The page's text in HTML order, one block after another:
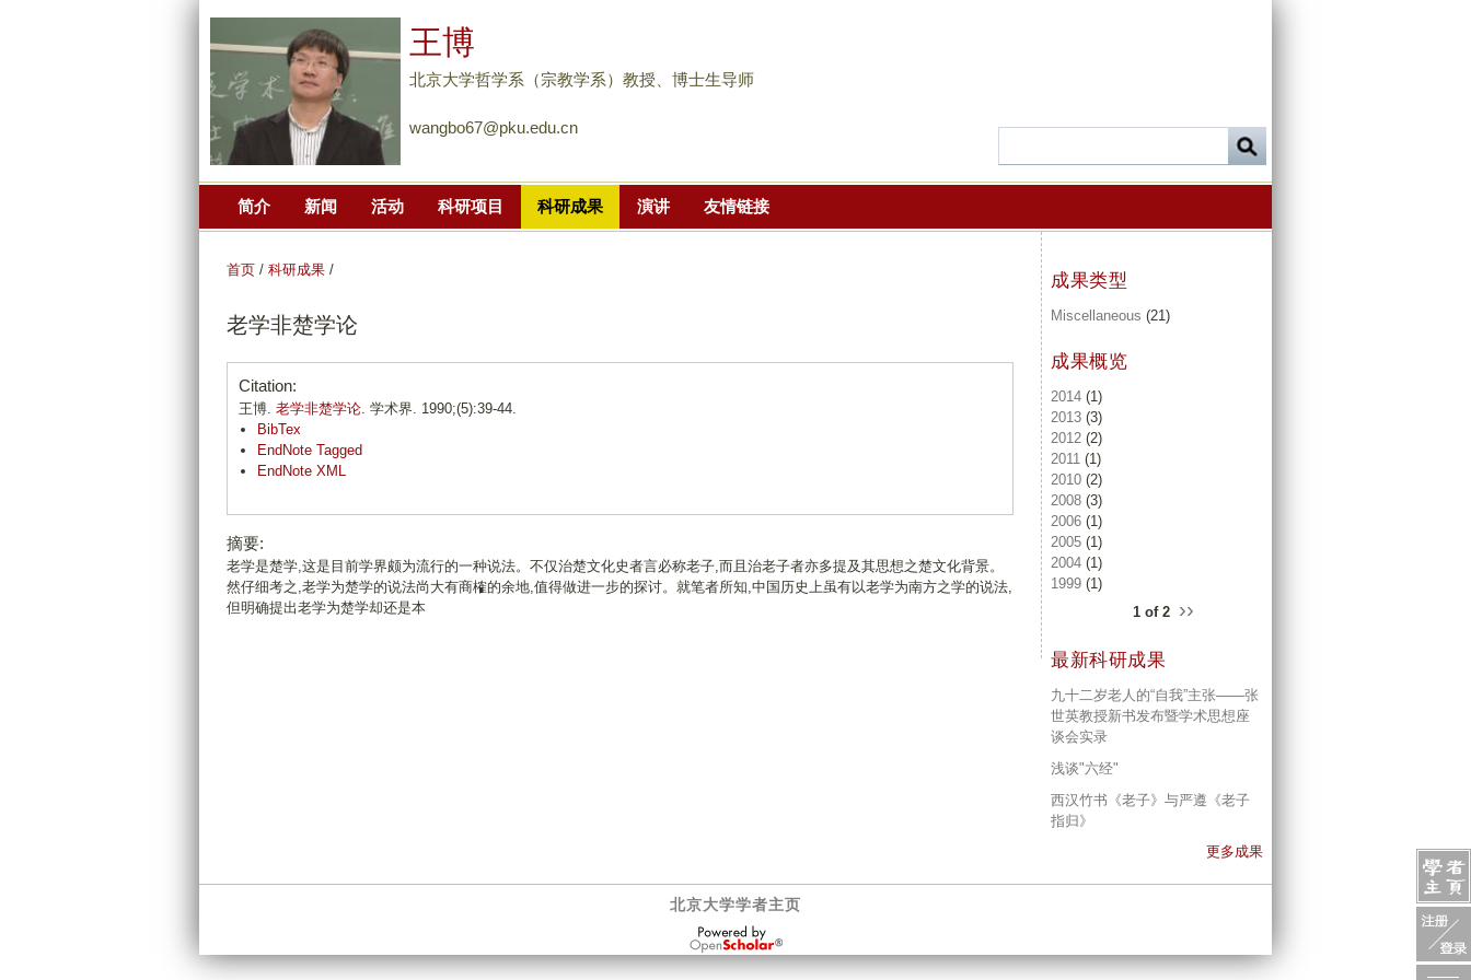
到
主
要
王博
北京大学哲学系（宗教学系）教授、博士生导师
wangbo67@pku.edu.cn
简介 新闻 活动 科研项目 科研成果 演讲 友情链接
首页 / 科研成果 /
老学非楚学论
Citation:
王博. 老学非楚学论. 学术界. 1990;(5):39-44.
BibTex
EndNote Tagged
EndNote XML
摘要:
老学是楚学,这是目前学界颇为流行的一种说法。不仅治楚文化史者言必称老子,而且治老子者亦多提及其思想之楚文化背景。
然仔细考之,老学为楚学的说法尚大有商榷的余地,值得做进一步的探讨。就笔者所知,中国历史上虽有以老学为南方之学的说法,
但明确提出老学为楚学却还是本
成果类型
Miscellaneous (21)
成果概览
2014 (1)
2013 (3)
2012 (2)
2011 (1)
2010 (2)
2008 (3)
2006 (1)
2005 (1)
2004 (1)
1999 (1)
1 of 2 ››
最新科研成果
九十二岁老人的“自我”主张——张
世英教授新书发布暨学术思想座
谈会实录
浅谈"六经"
西汉竹书《老子》与严遵《老子
指归》
更多成果
北京大学学者主页
OpenScholar